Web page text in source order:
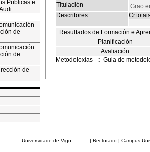
Públicas e
de
de
de
Titulación
Grao
Descritores
Resultados de Formación e
Planificación
Avaliación
Metodoloxías
:: Guia de
Universidade de Vigo | Rectorado | Campus